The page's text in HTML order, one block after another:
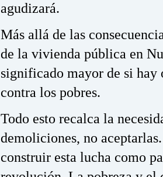
agudizará.
Más allá de las
de la vivienda pública en
significado mayor de si hay
contra los pobres.
Todo esto recalca la
demoliciones, no
construir esta lucha como